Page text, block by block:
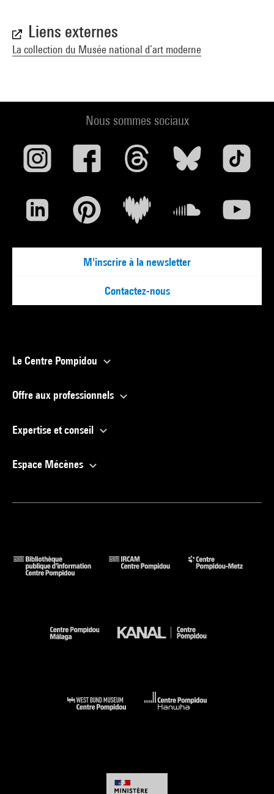
Liens externes
La collection du Musée national d’art moderne
Nous sommes sociaux
M'inscrire à la newsletter
Contactez-nous
Le Centre Pompidou
Offre aux professionnels
Expertise et conseil
Espace Mécènes